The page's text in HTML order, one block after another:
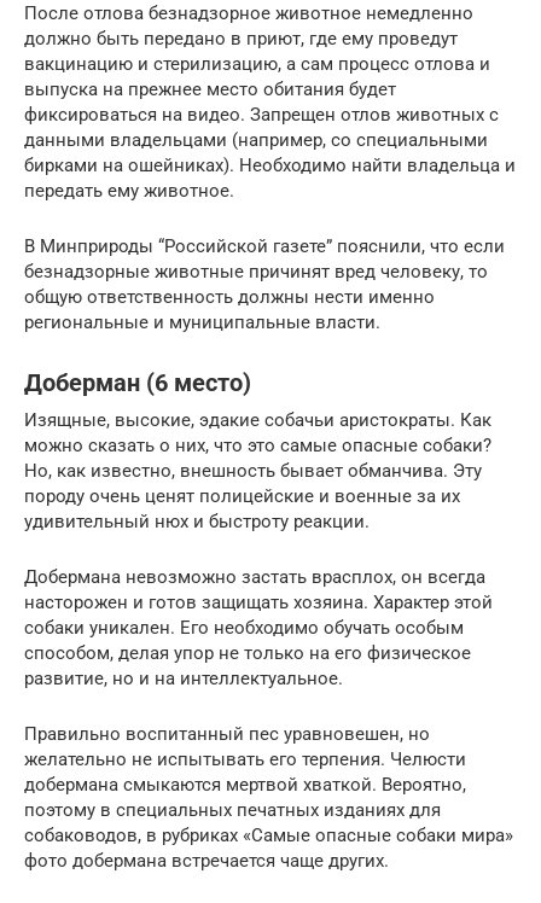
После отлова безнадзорное животное немедленно
должно быть передано в приют, где ему проведут
вакцинацию и стерилизацию, а сам процесс отлова и
выпуска на прежнее место обитания будет
фиксироваться на видео. Запрещен отлов животных с
данными владельцами (например, со специальными
бирками на ошейниках). Необходимо найти владельца и
передать ему животное.
В Минприроды “Российской газете” пояснили, что если
безнадзорные животные причинят вред человеку, то
общую ответственность должны нести именно
региональные и муниципальные власти.
Доберман (6 место)
Изящные, высокие, эдакие собачьи аристократы. Как
можно сказать о них, что это самые опасные собаки?
Но, как известно, внешность бывает обманчива. Эту
породу очень ценят полицейские и военные за их
удивительный нюх и быстроту реакции.
Добермана невозможно застать врасплох, он всегда
насторожен и готов защищать хозяина. Характер этой
собаки уникален. Его необходимо обучать особым
способом, делая упор не только на его физическое
развитие, но и на интеллектуальное.
Правильно воспитанный пес уравновешен, но
желательно не испытывать его терпения. Челюсти
добермана смыкаются мертвой хваткой. Вероятно,
поэтому в специальных печатных изданиях для
собаководов, в рубриках «Самые опасные собаки мира»
фото добермана встречается чаще других.